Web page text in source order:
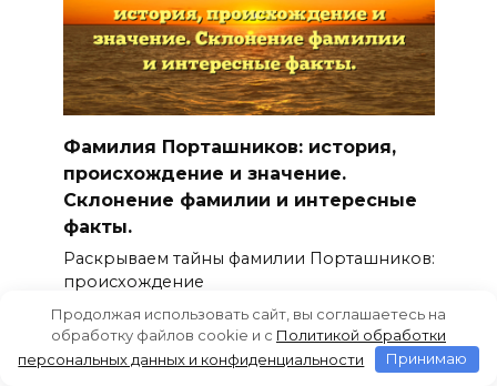
Фамилия Порташников: история,
происхождение и значение.
Склонение фамилии и интересные
факты.
Раскрываем тайны фамилии Порташников:
происхождение
0 61
Продолжая использовать сайт, вы соглашаетесь на
обработку файлов cookie и c Политикой обработки
персональных данных и конфиденциальности
Принимаю